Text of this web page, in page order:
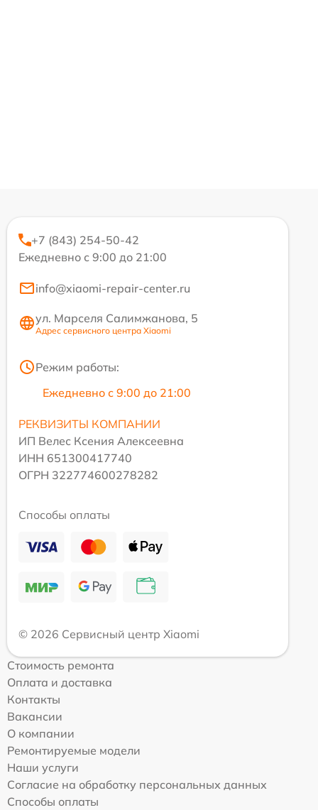
+7 (843) 254-50-42
Ежедневно с 9:00 до 21:00
info@xiaomi-repair-center.ru
ул. Марселя Салимжанова, 5
Адрес сервисного центра Xiaomi
Режим работы:
Ежедневно с 9:00 до 21:00
РЕКВИЗИТЫ КОМПАНИИ
ИП Велес Ксения Алексеевна
ИНН 651300417740
ОГРН 322774600278282
Способы оплаты
© 2026 Сервисный центр Xiaomi
Стоимость ремонта
Оплата и доставка
Контакты
Вакансии
О компании
Ремонтируемые модели
Наши услуги
Согласие на обработку персональных данных
Способы оплаты